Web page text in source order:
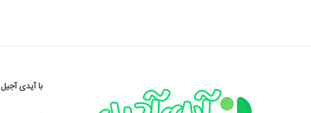
با آیدی آجیل